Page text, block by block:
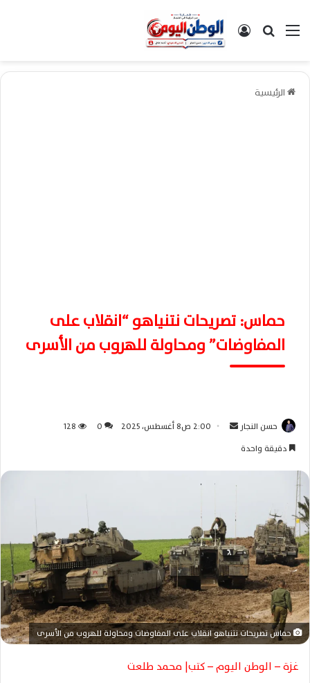
القائمةبحث عن تسجيل الدخول
الرئيسية
حماس: تصريحات نتنياهو “انقلاب على
المفاوضات” ومحاولة للهروب من الأسرى
حسن النجار
ي
د
ا
إ
ل
ك
ت
ر
ن
2:00 ص8 أغسطس، 2025 0
128
دقيقة واحدة
حماس تصريحات نتنياهو انقلاب على المفاوضات ومحاولة للهروب من الأسرى
غزة – الوطن اليوم – كتب| محمد طلعت